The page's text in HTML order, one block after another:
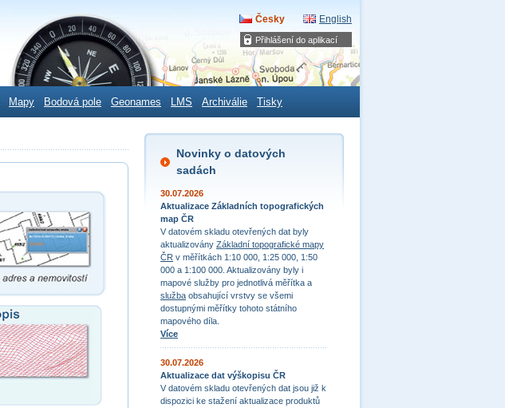
Přihlášení do aplikací
Česky English
Mapy Bodová pole Geonames LMS Archiválie Tisky
Novinky o datových
sadách
30.07.2026
Aktualizace Základních topografických
map ČR
V datovém skladu otevřených dat byly
aktualizovány Základní topografické mapy
ČR v měřítkách 1:10 000, 1:25 000, 1:50
000 a 1:100 000. Aktualizovány byly i
mapové služby pro jednotlivá měřítka a
služba obsahující vrstvy se všemi
dostupnými měřítky tohoto státního
mapového díla.
Více
30.07.2026
Aktualizace dat výškopisu ČR
V datovém skladu otevřených dat jsou již k
dispozici ke stažení aktualizace produktů